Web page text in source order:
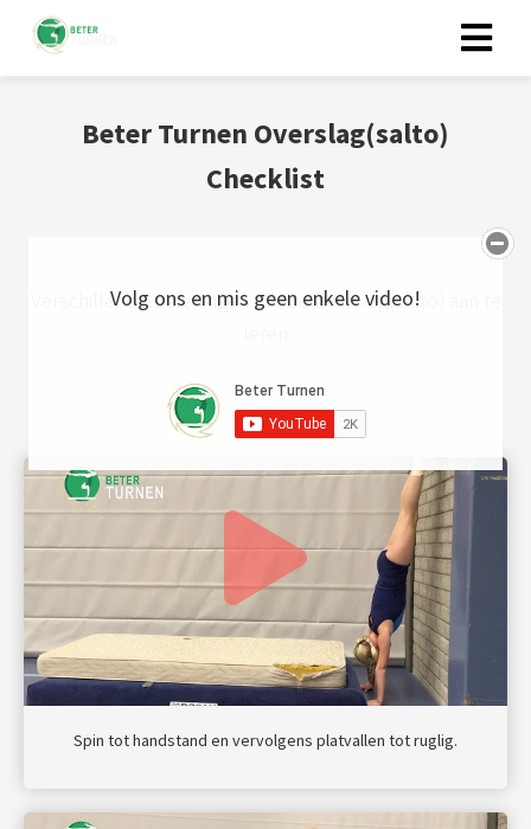
Beter Turnen Overslag(salto)
Checklist
Verschillende oefeningen om de overslag(salto) aan te
Volg ons en mis geen enkele video!
Spin tot handstand en vervolgens platvallen tot ruglig.